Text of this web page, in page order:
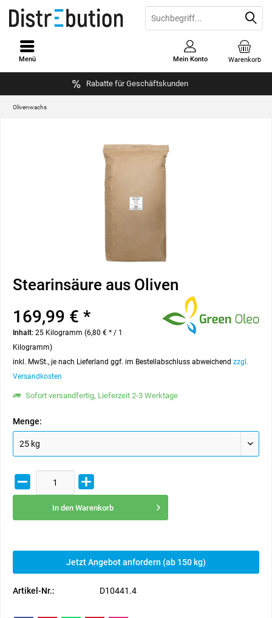
Rabatte für Geschäftskunden
Warenkorb
Mein Konto
Menü
Olivenwachs
Stearinsäure aus Oliven
169,99 € *
Inhalt: 25 Kilogramm (6,80 € * / 1
Kilogramm)
inkl. MwSt., je nach Lieferland ggf. im Bestellabschluss abweichend zzgl.
Versandkosten
Sofort versandfertig, Lieferzeit 2-3 Werktage
Menge:
In den Warenkorb
Jetzt Angebot anfordern (ab 150 kg)
Artikel-Nr.: D10441.4